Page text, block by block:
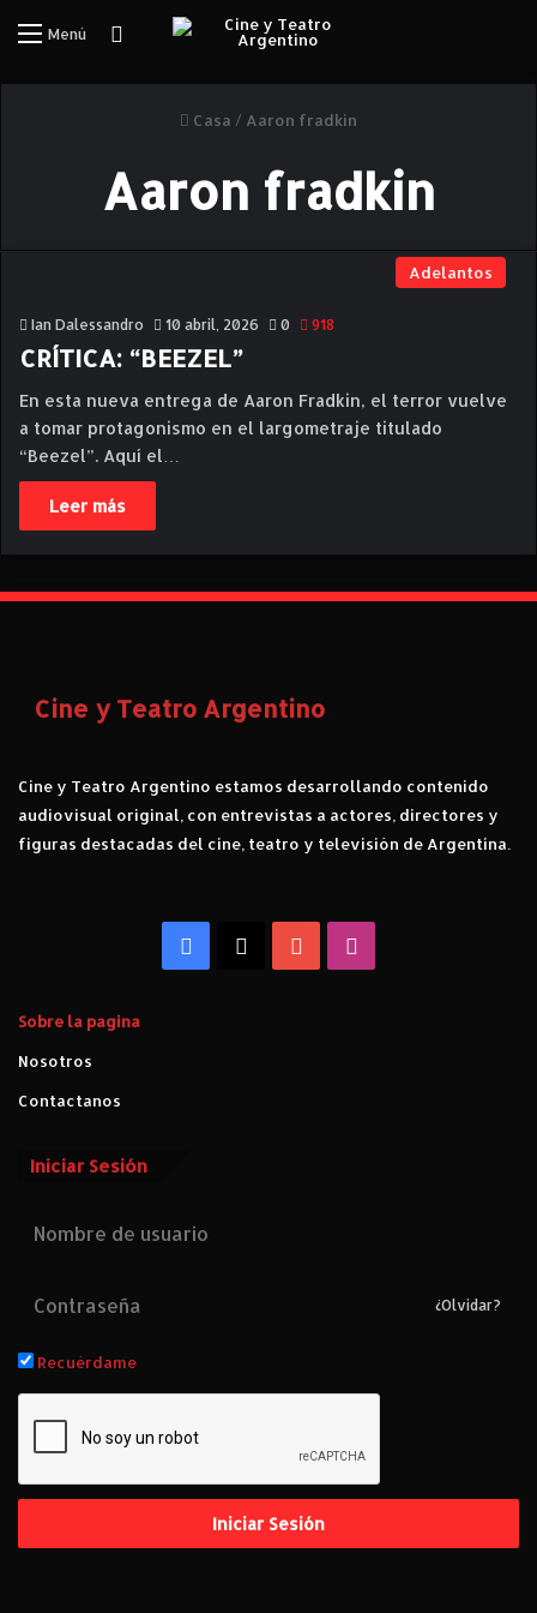
Menú Iniciar Sesión
Casa / Aaron fradkin
Aaron fradkin
Adelantos
Ian Dalessandro 10 abril, 2026 0 918
CRÍTICA: “BEEZEL”
En esta nueva entrega de Aaron Fradkin, el terror vuelve
a tomar protagonismo en el largometraje titulado
“Beezel”. Aquí el…
Leer más
Cine y Teatro Argentino
Cine y Teatro Argentino estamos desarrollando contenido
audiovisual original, con entrevistas a actores, directores y
figuras destacadas del cine, teatro y televisión de Argentina.
Facebook YouTube
Sobre la pagina
Nosotros
Contactanos
Iniciar Sesión
¿Olvidar?
Recuérdame
Iniciar Sesión